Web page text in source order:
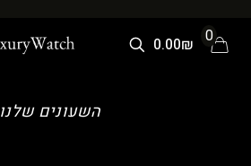
0
0.00₪
השעונים שלנו